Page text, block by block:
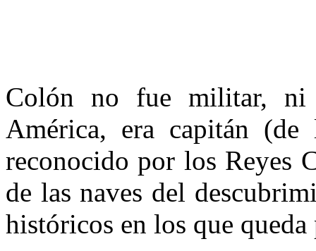
Colón no fue militar, ni
América, era capitán
reconocido por los Reyes
de las naves del
históricos en los que